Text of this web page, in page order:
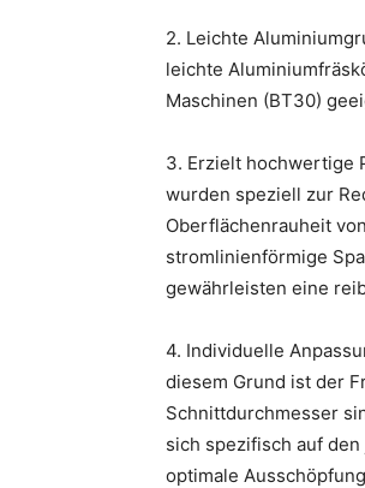
2. Leichte
leichte
Maschinen (BT30)
3. Erzielt hochwertige
wurden speziell zur
Oberflächenrauheit
stromlinienförmige
gewährleisten eine
4. Individuelle
diesem Grund ist der
Schnittdurchmesser
sich spezifisch auf
optimale